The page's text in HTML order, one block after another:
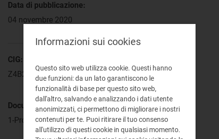
Data di pubblicazione:
04 novembre 2020
CIG:
Z4B2F0699D
Documenti di gara:
1-Provvedimenti
Informazioni sui cookies
Questo sito web utilizza cookie. Questi hanno
due funzioni: da un lato garantiscono le
funzionalità di base per questo sito web,
dall'altro, salvando e analizzando i dati utente
anonimizzati, ci permettono di migliorare i nostri
contenuti per te. Puoi ritirare il tuo consenso
all'utilizzo di questi cookie in qualsiasi momento.